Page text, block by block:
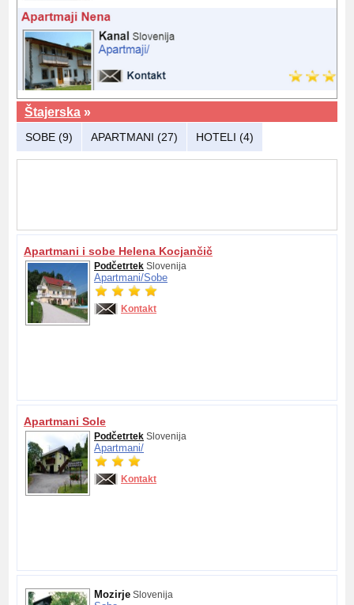
Štajerska »
SOBE (9) APARTMANI (27) HOTELI (4)
Apartmani i sobe Helena Kocjančič
Podčetrtek Slovenija
Apartmani/Sobe
Kontakt
Apartmani Sole
Podčetrtek Slovenija
Apartmani/
Kontakt
Mozirje Slovenija